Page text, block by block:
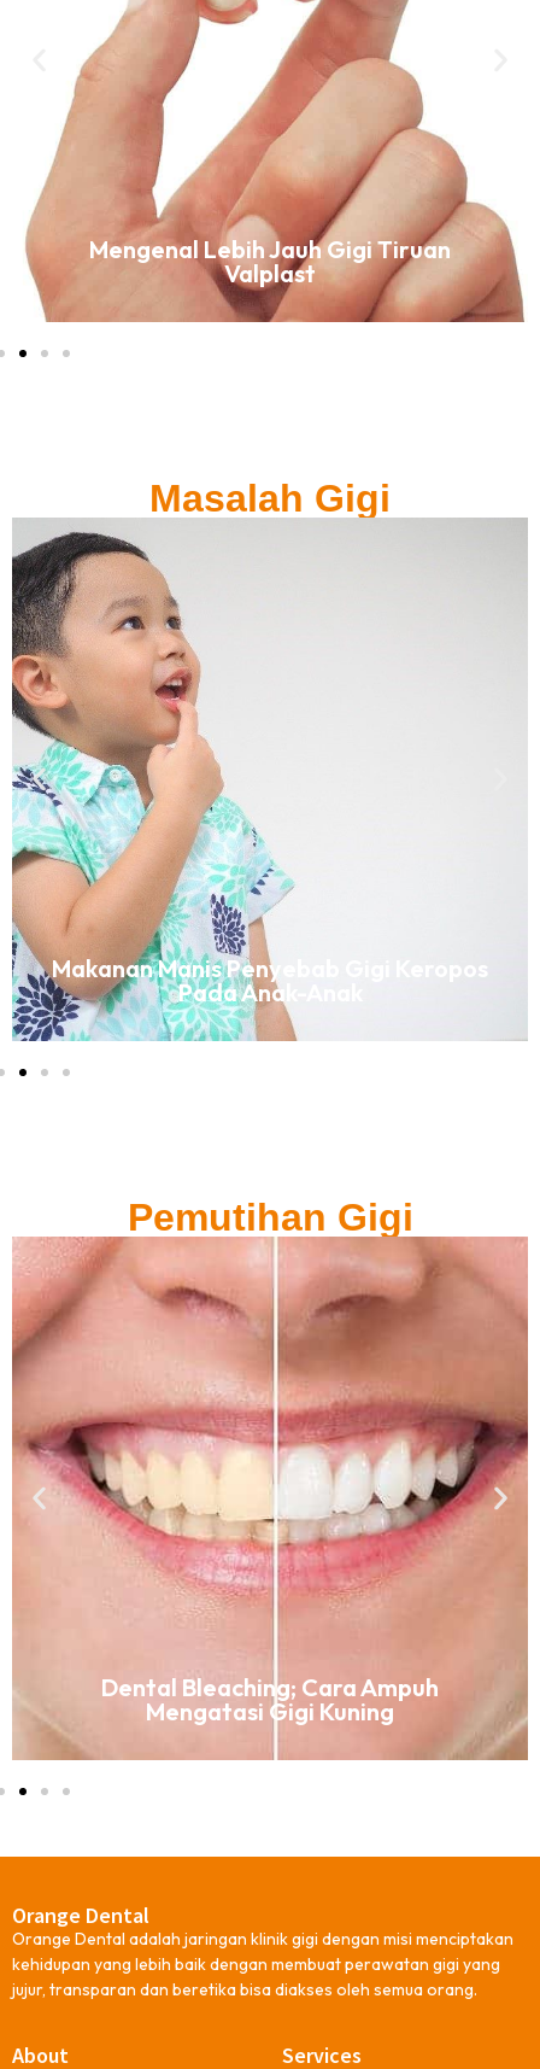
Mengenal Lebih Jauh Gigi Tiruan
Valplast
Masalah Gigi
Makanan Manis Penyebab Gigi Keropos
Pada Anak-Anak
Pemutihan Gigi
Dental Bleaching; Cara Ampuh
Mengatasi Gigi Kuning
Orange Dental
Orange Dental adalah jaringan klinik gigi dengan misi menciptakan
kehidupan yang lebih baik dengan membuat perawatan gigi yang
jujur, transparan dan beretika bisa diakses oleh semua orang.
About Services